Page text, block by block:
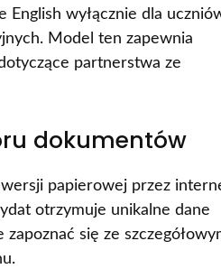
English wyłącznie dla
Model ten zapewnia
partnerstwa ze
dokumentów
papierowej przez
otrzymuje unikalne dane
się ze